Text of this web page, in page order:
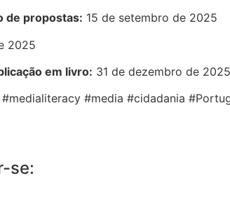
de propostas: 15 de setembro de 2025
2025
em livro: 31 de dezembro de 2025
#media #cidadania
se: